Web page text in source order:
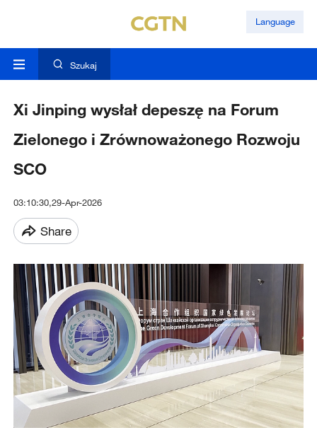
Language
Szukaj
Xi Jinping wysłał depeszę na Forum
Zielonego i Zrównoważonego Rozwoju
SCO
03:10:30,29-Apr-2026
Share